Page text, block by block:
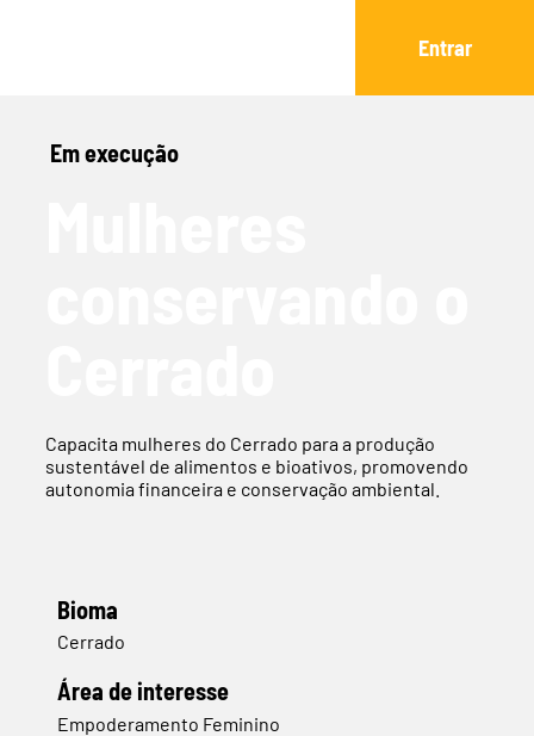
Entrar
Em execução
Capacita mulheres do Cerrado para a produção
sustentável de alimentos e bioativos, promovendo
autonomia financeira e conservação ambiental.
Bioma
Cerrado
​Área de interesse
Empoderamento Feminino